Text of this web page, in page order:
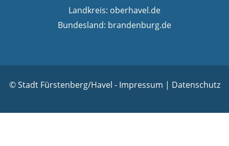
Landkreis: oberhavel.de
Bundesland: brandenburg.de
© Stadt Fürstenberg/Havel - Impressum | Datenschutz